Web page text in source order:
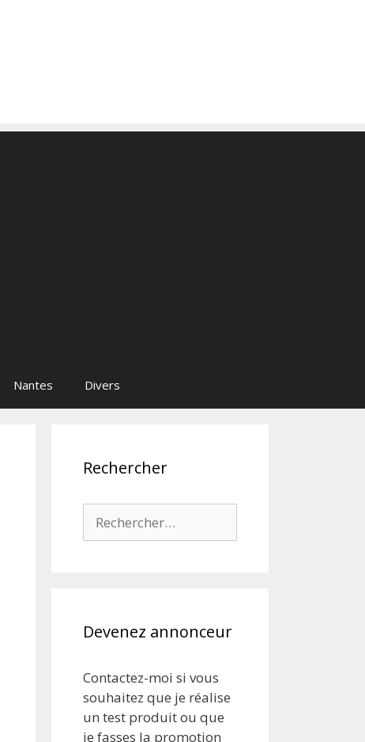
Nantes Divers
Rechercher
Devenez annonceur
Contactez-moi si vous
souhaitez que je réalise
un test produit ou que
je fasses la promotion